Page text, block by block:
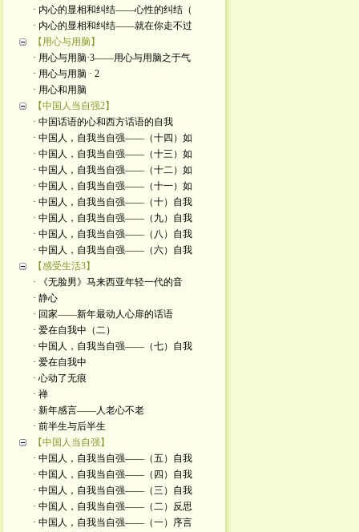
· 内心的显相和纠结——心性的纠结（
· 内心的显相和纠结——就在你走不过
【用心与用脑】
· 用心与用脑·3——用心与用脑之于气
· 用心与用脑 · 2
· 用心和用脑
【中国人当自强2】
· 中国话语的心和西方话语的自我
· 中国人，自我当自强——（十四）如
· 中国人，自我当自强——（十三）如
· 中国人，自我当自强——（十二）如
· 中国人，自我当自强——（十一）如
· 中国人，自我当自强——（十）自我
· 中国人，自我当自强——（九）自我
· 中国人，自我当自强——（八）自我
· 中国人，自我当自强——（六）自我
【感受生活3】
· 《无脸男》马来西亚年轻一代的音
· 静心
· 回家——新年最动人心扉的话语
· 爱在自我中（二）
· 中国人，自我当自强——（七）自我
· 爱在自我中
· 心动了无痕
· 禅
· 新年感言——人老心不老
· 前半生与后半生
【中国人当自强】
· 中国人，自我当自强——（五）自我
· 中国人，自我当自强——（四）自我
· 中国人，自我当自强——（三）自我
· 中国人，自我当自强——（二）反思
· 中国人，自我当自强——（一）序言